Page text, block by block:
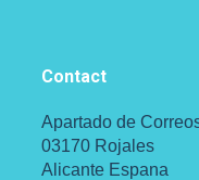
Contact
Apartado de
03170 Rojales
Alicante Espana